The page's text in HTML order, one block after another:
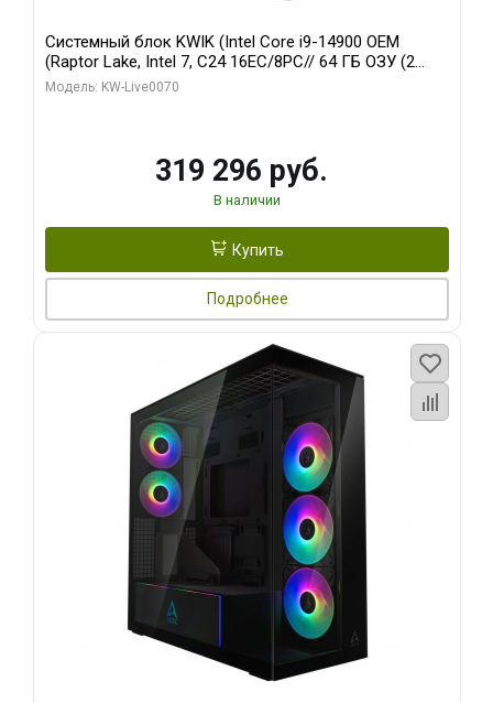
Системный блок KWIK (Intel Core i9-14900 OEM
(Raptor Lake, Intel 7, C24 16EC/8PC// 64 ГБ ОЗУ (2
модуля)/ Gigabyte RTX5080 XTREME WATERFORCE
Модель: KW-Live0070
319 296 руб.
В наличии
Купить
Подробнее